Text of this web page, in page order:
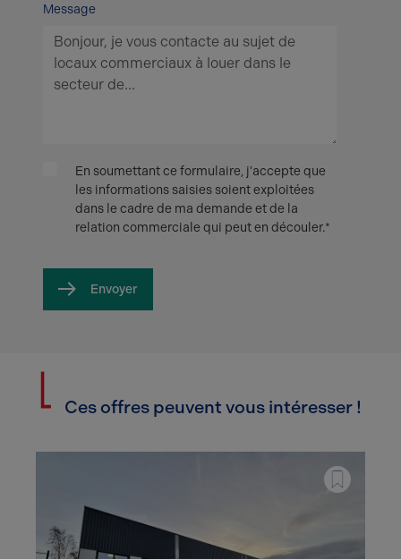
Message
En soumettant ce formulaire, j'accepte que
les informations saisies soient exploitées
dans le cadre de ma demande et de la
relation commerciale qui peut en découler.*
Envoyer
Ces offres peuvent vous intéresser !